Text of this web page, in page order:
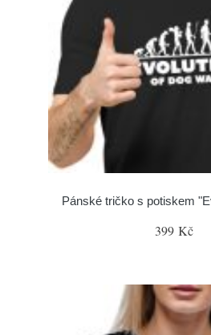
Pánské tričko s potiskem
399 Kč